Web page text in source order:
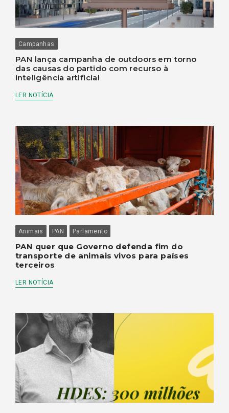
Campanhas
PAN lança campanha de outdoors em torno
das causas do partido com recurso à
inteligência artificial
LER NOTÍCIA
Animais PAN Parlamento
PAN quer que Governo defenda fim do
transporte de animais vivos para países
terceiros
LER NOTÍCIA